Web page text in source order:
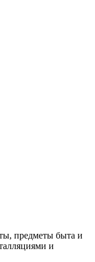
предметы быта и
и